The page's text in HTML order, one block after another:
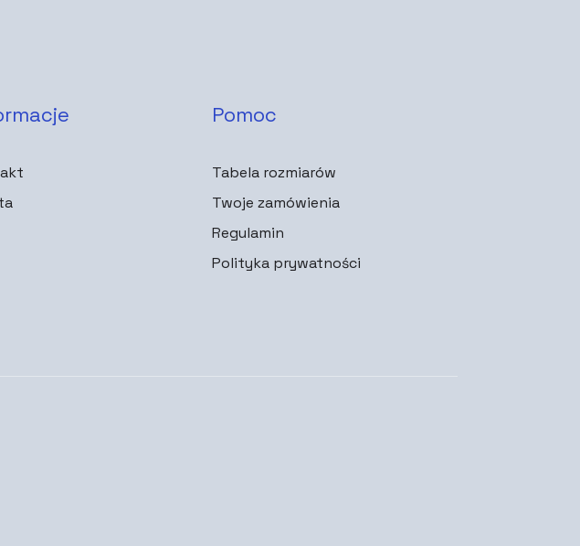
Pomoc
Tabela rozmiarów
Twoje zamówienia
Regulamin
Polityka prywatności